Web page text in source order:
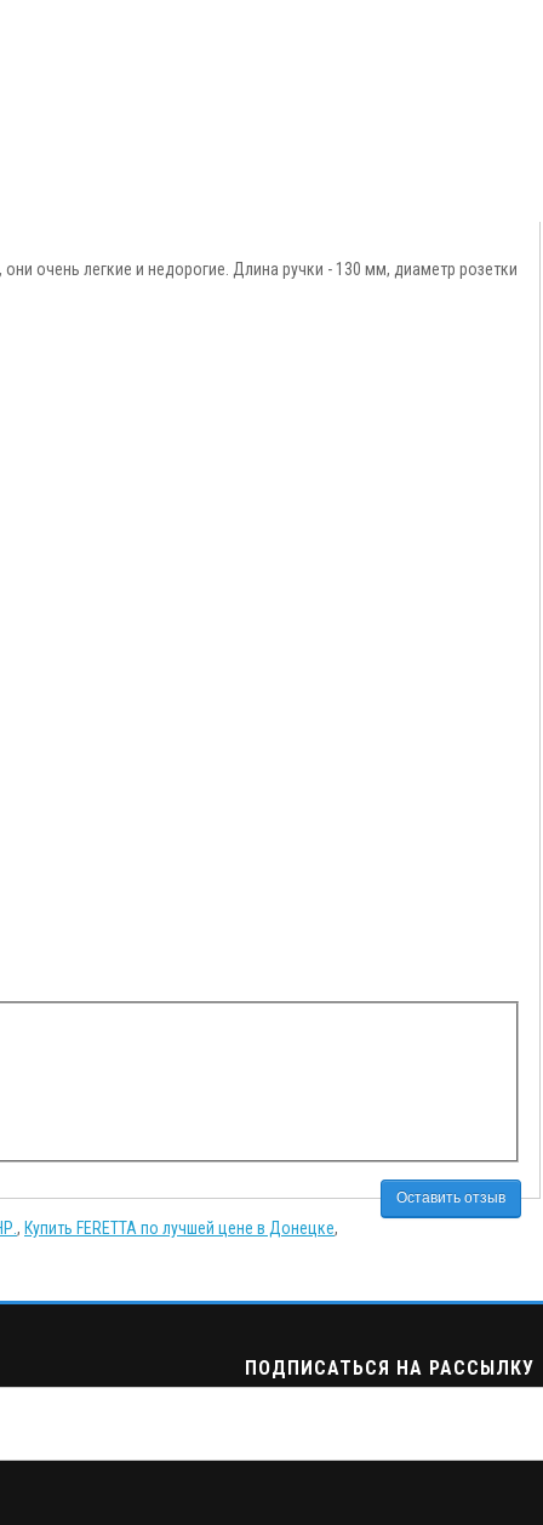
очень легкие и недорогие. Длина ручки - 130 мм, диаметр розетки
Оставить отзыв
, Купить FERETTA по лучшей цене в Донецке,
ПОДПИСАТЬСЯ НА РАССЫЛКУ